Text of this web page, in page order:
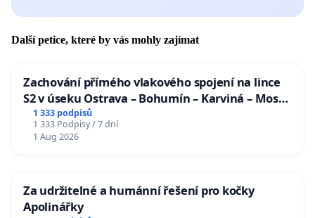
Další petice, které by vás mohly zajímat
Zachování přímého vlakového spojení na lince
S2 v úseku Ostrava – Bohumín – Karviná – Mosty
u Jablunkova
1 333 podpisů
1 333 Podpisy / 7 dní
1 Aug 2026
Za udržitelné a humánní řešení pro kočky
Apolinářky